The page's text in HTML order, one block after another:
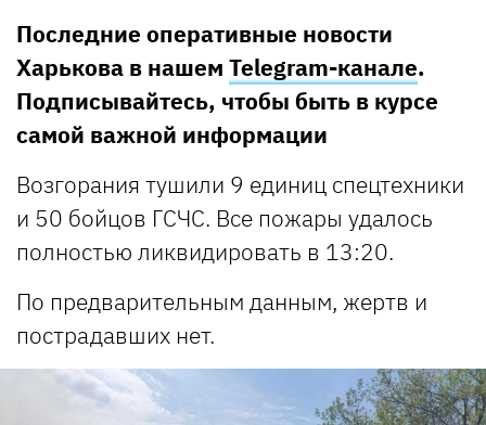
Последние оперативные новости
Харькова в нашем Telegram-канале.
Подписывайтесь, чтобы быть в курсе
самой важной информации
Возгорания тушили 9 единиц спецтехники
и 50 бойцов ГСЧС. Все пожары удалось
полностью ликвидировать в 13:20.
По предварительным данным, жертв и
пострадавших нет.